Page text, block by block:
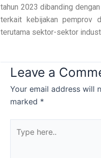
tahun 2023 dibanding
terkait kebijakan pemprov
terutama sektor-sektor
Leave a
Your email address will
marked *
here..